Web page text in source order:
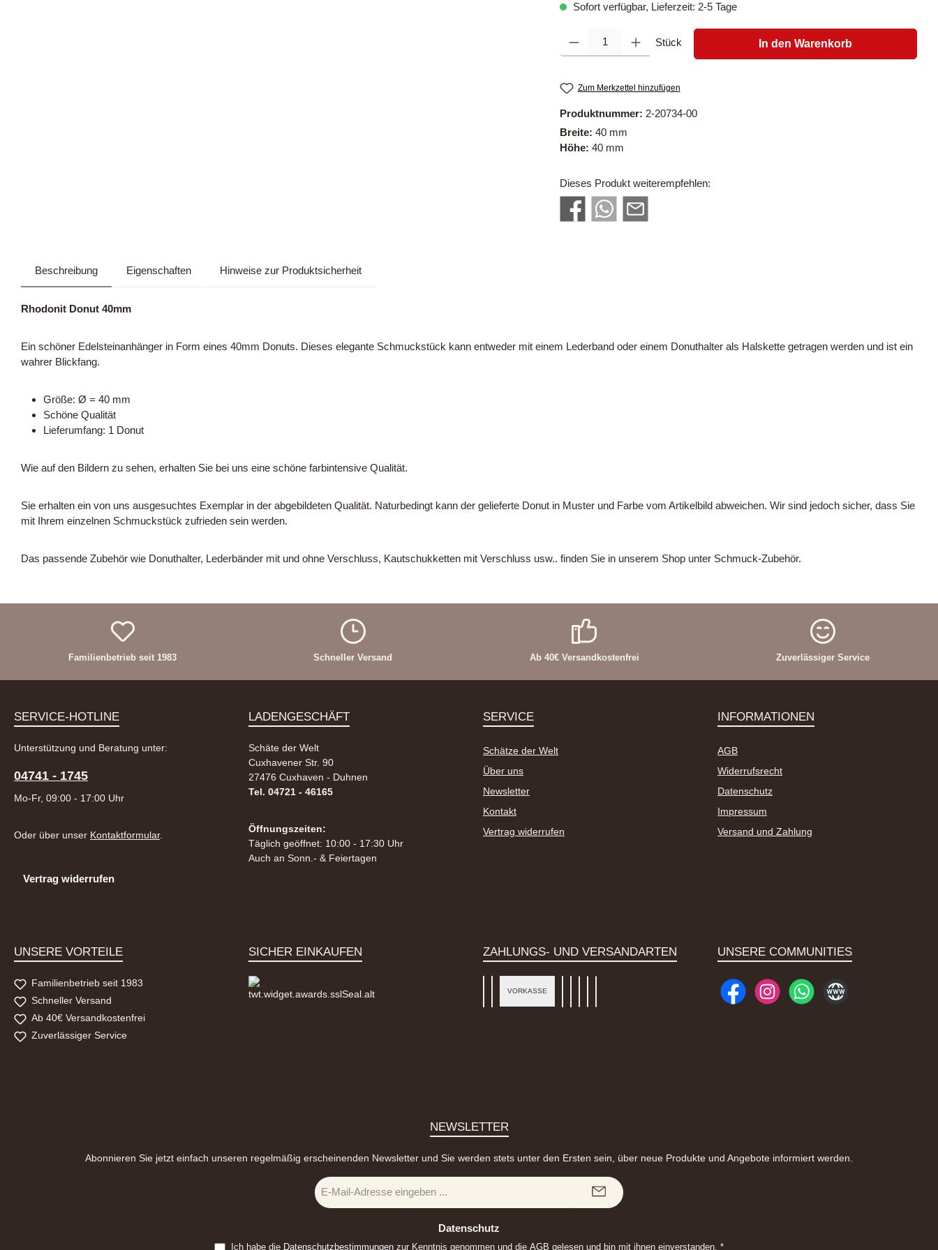
Sofort verfügbar, Lieferzeit: 2-5 Tage
Produkt Anzahl: Gib den gewünschten Wert ein oder benutze die Schaltflächen um
Stück In den Warenkorb
Zum Merkzettel hinzufügen
Produktnummer: 2-20734-00
Breite:40 mm
Höhe:40 mm
Dieses Produkt weiterempfehlen:
Beschreibung Eigenschaften Hinweise zur Produktsicherheit
Rhodonit Donut 40mm
Ein schöner Edelsteinanhänger in Form eines 40mm Donuts. Dieses elegante Schmuckstück kann entweder mit einem Lederband oder einem Donuthalter als Halskette getragen werden und ist ein
wahrer Blickfang.
Größe: Ø = 40 mm
Schöne Qualität
Lieferumfang: 1 Donut
Wie auf den Bildern zu sehen, erhalten Sie bei uns eine schöne farbintensive Qualität.
Sie erhalten ein von uns ausgesuchtes Exemplar in der abgebildeten Qualität. Naturbedingt kann der gelieferte Donut in Muster und Farbe vom Artikelbild abweichen. Wir sind jedoch sicher, dass Sie
mit Ihrem einzelnen Schmuckstück zufrieden sein werden.
Das passende Zubehör wie Donuthalter, Lederbänder mit und ohne Verschluss, Kautschukketten mit Verschluss usw.. finden Sie in unserem Shop unter Schmuck-Zubehör.
Familienbetrieb seit 1983 Schneller Versand Ab 40€ Versandkostenfrei Zuverlässiger Service
SERVICE-HOTLINE
Unterstützung und Beratung unter:
04741 - 1745
Mo-Fr, 09:00 - 17:00 Uhr
Oder über unser Kontaktformular.
Vertrag widerrufen
LADENGESCHÄFT
Schäte der Welt
Cuxhavener Str. 90
27476 Cuxhaven - Duhnen
Tel. 04721 - 46165
Öffnungszeiten:
Täglich geöffnet: 10:00 - 17:30 Uhr
Auch an Sonn.- & Feiertagen
SERVICE
Schätze der Welt
Über uns
Newsletter
Kontakt
Vertrag widerrufen
INFORMATIONEN
AGB
Widerrufsrecht
Datenschutz
Impressum
Versand und Zahlung
UNSERE VORTEILE
Familienbetrieb seit 1983
Schneller Versand
Ab 40€ Versandkostenfrei
Zuverlässiger Service
SICHER EINKAUFEN ZAHLUNGS- UND VERSANDARTEN
VORKASSE
UNSERE COMMUNITIES
FacebookInstagramWhatsAppWebsite
NEWSLETTER
Abonnieren Sie jetzt einfach unseren regelmäßig erscheinenden Newsletter und Sie werden stets unter den Ersten sein, über neue Produkte und Angebote informiert werden.
E-
Mail-
Datenschutz
Ich habe die Datenschutzbestimmungen zur Kenntnis genommen und die AGB gelesen und bin mit ihnen einverstanden. *